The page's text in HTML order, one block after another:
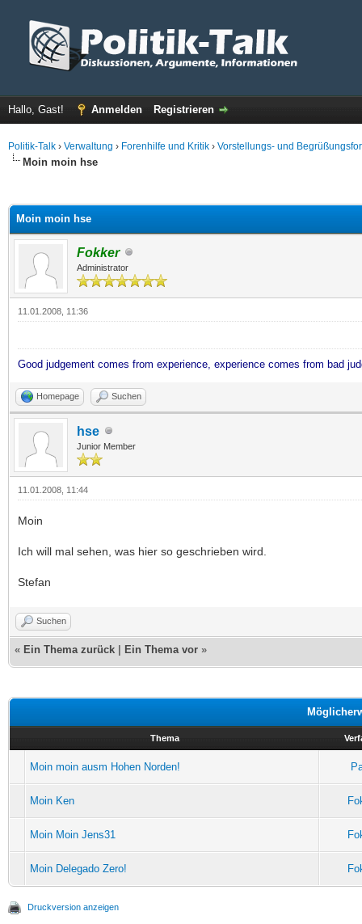
Hallo, Gast! Anmelden Registrieren
Politik-Talk › Verwaltung › Forenhilfe und Kritik › Vorstellungs- und
Moin moin hse
Moin moin hse
Fokker
Administrator
11.01.2008, 11:36
Good judgement comes from experience, experience comes from bad
Homepage Suchen
hse
Junior Member
11.01.2008, 11:44
Moin
Ich will mal sehen, was hier so geschrieben wird.
Stefan
Suchen
« Ein Thema zurück Ein Thema vor »
Thema
Moin moin ausm Hohen Norden!
Moin Ken
Moin Moin Jens31
Moin Delegado Zero!
Druckversion anzeigen